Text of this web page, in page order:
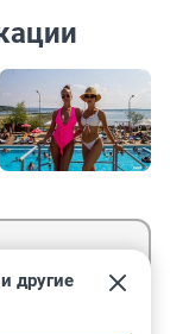
другие